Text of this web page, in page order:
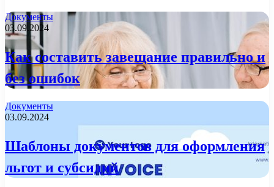
Документы
03.09.2024
Как составить завещание правильно и
без ошибок
Документы
03.09.2024
Шаблоны документов для оформления
льгот и субсидий